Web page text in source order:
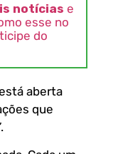
notícias e
esse no
do
aberta
que